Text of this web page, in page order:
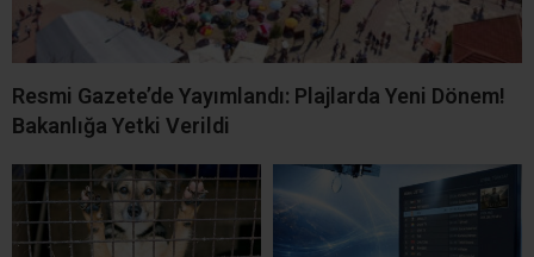
Resmi Gazete’de Yayımlandı: Plajlarda Yeni Dönem!
Bakanlığa Yetki Verildi